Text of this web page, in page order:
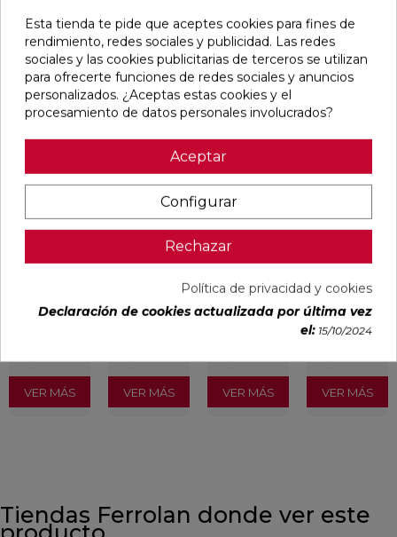
Pensamos que te puede interesar
NATURAL
120X240
Ref:
Baldocer
50,70 €
favorite
VER MÁS
PULIDO
120X240
RECTIFICADO
Ref:
Baldocer
PVP
62,80 €
favorite
VER MÁS
IMPULSE
WHITE MATE
31,6X100
Ref:
Colorker
PVP
36,18 €
favorite
VER MÁS
BLANCO
GLOSS
Ref:
Colorker
PVP
25,29 €
/m²
VER MÁS
Tiendas Ferrolan donde ver este
Esta tienda te pide que aceptes cookies para fines de
rendimiento, redes sociales y publicidad. Las redes
sociales y las cookies publicitarias de terceros se utilizan
para ofrecerte funciones de redes sociales y anuncios
personalizados. ¿Aceptas estas cookies y el
procesamiento de datos personales involucrados?
Aceptar
Configurar
Rechazar
Política de privacidad y cookies
Declaración de cookies actualizada por última vez
el: 15/10/2024